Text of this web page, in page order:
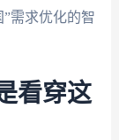
需求优化的智
看穿这